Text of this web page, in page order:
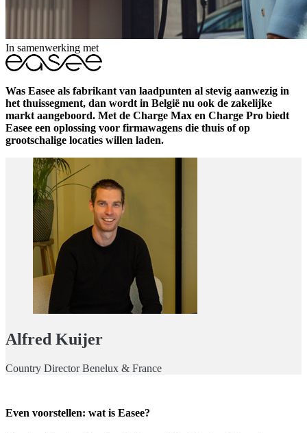
In samenwerking met
Was Easee als fabrikant van laadpunten al stevig aanwezig in
het thuissegment, dan wordt in België nu ook de zakelijke
markt aangeboord. Met de Charge Max en Charge Pro biedt
Easee een oplossing voor firmawagens die thuis of op
grootschalige locaties willen laden.
Alfred Kuijer
Country Director Benelux & France
Even voorstellen: wat is Easee?